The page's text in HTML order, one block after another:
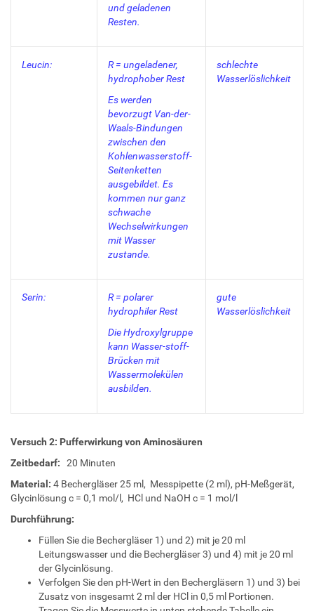
und geladenen
Resten.
Leucin:
R = ungeladener,
hydrophober Rest
Es werden
bevorzugt Van-der-
Waals-Bindungen
zwischen den
Kohlenwasserstoff-
Seitenketten
ausgebildet. Es
kommen nur ganz
schwache
Wechselwirkungen
mit Wasser
zustande.
schlechte
Wasserlöslichkeit
Serin:
R = polarer
hydrophiler Rest
Die Hydroxylgruppe
kann Wasser-stoff-
Brücken mit
Wassermolekülen
ausbilden.
gute
Wasserlöslichkeit
Versuch 2: Pufferwirkung von Aminosäuren
Zeitbedarf:
20 Minuten
Material: 4 Bechergläser 25 ml, Messpipette (2 ml), pH-Meßgerät,
Glycinlösung c = 0,1 mol/l, HCl und NaOH c = 1 mol/l
Durchführung:
Füllen Sie die Bechergläser 1) und 2) mit je 20 ml
Leitungswasser und die Bechergläser 3) und 4) mit je 20 ml
der Glycinlösung.
Verfolgen Sie den pH-Wert in den Bechergläsern 1) und 3) bei
Zusatz von insgesamt 2 ml der HCl in 0,5 ml Portionen.